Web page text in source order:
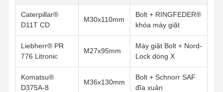
Caterpillar®
D11T CD
M30x110mm
Bolt + RINGFEDER®
khóa máy giặt
Liebherr® PR
776 Litronic
M27x95mm
Máy giặt Bolt + Nord-
Lock dòng X
Komatsu®
D375A-8
M36x130mm
Bolt + Schnorr SAF
đĩa xuân